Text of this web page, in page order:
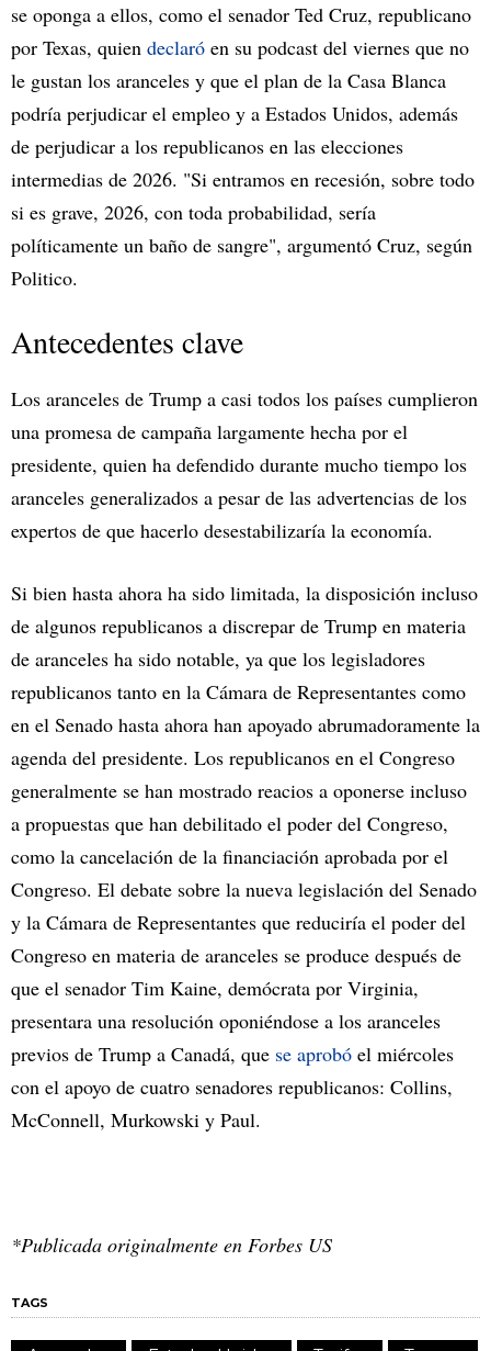
se oponga a ellos, como el senador Ted Cruz, republicano
por Texas, quien declaró en su podcast del viernes que no
le gustan los aranceles y que el plan de la Casa Blanca
podría perjudicar el empleo y a Estados Unidos, además
de perjudicar a los republicanos en las elecciones
intermedias de 2026. "Si entramos en recesión, sobre todo
si es grave, 2026, con toda probabilidad, sería
políticamente un baño de sangre", argumentó Cruz, según
Politico.
Antecedentes clave
Los aranceles de Trump a casi todos los países cumplieron
una promesa de campaña largamente hecha por el
presidente, quien ha defendido durante mucho tiempo los
aranceles generalizados a pesar de las advertencias de los
expertos de que hacerlo desestabilizaría la economía.
Si bien hasta ahora ha sido limitada, la disposición incluso
de algunos republicanos a discrepar de Trump en materia
de aranceles ha sido notable, ya que los legisladores
republicanos tanto en la Cámara de Representantes como
en el Senado hasta ahora han apoyado abrumadoramente la
agenda del presidente. Los republicanos en el Congreso
generalmente se han mostrado reacios a oponerse incluso
a propuestas que han debilitado el poder del Congreso,
como la cancelación de la financiación aprobada por el
Congreso. El debate sobre la nueva legislación del Senado
y la Cámara de Representantes que reduciría el poder del
Congreso en materia de aranceles se produce después de
que el senador Tim Kaine, demócrata por Virginia,
presentara una resolución oponiéndose a los aranceles
previos de Trump a Canadá, que se aprobó el miércoles
con el apoyo de cuatro senadores republicanos: Collins,
McConnell, Murkowski y Paul.
*Publicada originalmente en Forbes US
TAGS